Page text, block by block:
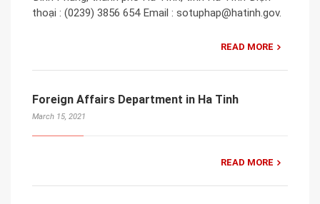
thoại : (0239) 3856 654 Email : sotuphap@hatinh.gov.
READ MORE
Foreign Affairs Department in Ha Tinh
March 15, 2021
READ MORE